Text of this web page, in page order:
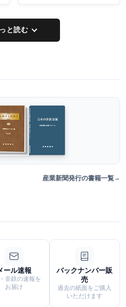
と読む
産業新聞発行の書籍一覧
ール速報
非鉄の速報を
お届け
バックナンバー販
売
過去の紙面をご購入
いただけます